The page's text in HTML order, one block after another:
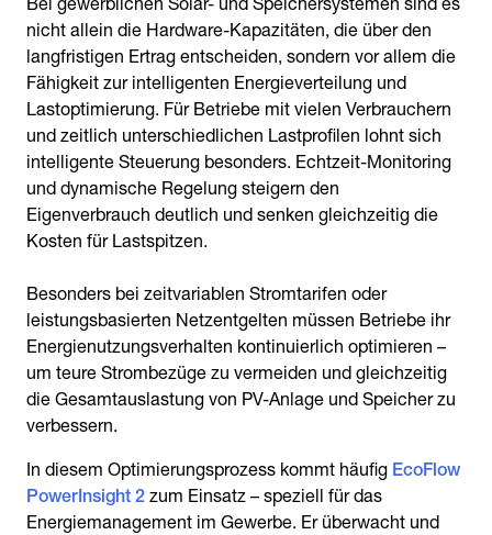
nicht allein die Hardware-Kapazitäten, die über den
langfristigen Ertrag entscheiden, sondern vor allem die
Fähigkeit zur intelligenten Energieverteilung und
Lastoptimierung. Für Betriebe mit vielen Verbrauchern
und zeitlich unterschiedlichen Lastprofilen lohnt sich
intelligente Steuerung besonders. Echtzeit-Monitoring
und dynamische Regelung steigern den
Eigenverbrauch deutlich und senken gleichzeitig die
Kosten für Lastspitzen.
Besonders bei zeitvariablen Stromtarifen oder
leistungsbasierten Netzentgelten müssen Betriebe ihr
Energienutzungsverhalten kontinuierlich optimieren –
um teure Strombezüge zu vermeiden und gleichzeitig
die Gesamtauslastung von PV-Anlage und Speicher zu
verbessern.
In diesem Optimierungsprozess kommt häufig EcoFlow
PowerInsight 2 zum Einsatz – speziell für das
Energiemanagement im Gewerbe. Er überwacht und